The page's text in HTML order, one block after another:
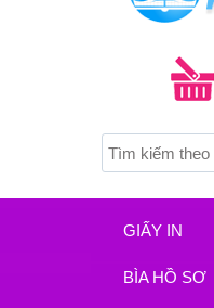
GIẤY IN
BÌA HỒ SƠ